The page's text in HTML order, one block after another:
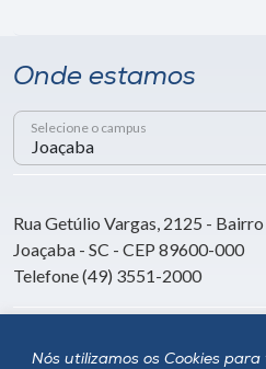
Nós utilizamos os Cookies
Onde estamos
Selecione o campus
Rua Getúlio Vargas, 2125 -
Joaçaba - SC - CEP 89600-000
Telefone (49) 3551-2000
Siga a Unoesc